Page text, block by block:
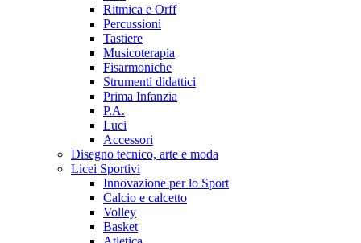
Ritmica e Orff
Percussioni
Tastiere
Musicoterapia
Fisarmoniche
Strumenti didattici
Prima Infanzia
P.A.
Luci
Accessori
Disegno tecnico, arte e moda
Licei Sportivi
Innovazione per lo Sport
Calcio e calcetto
Volley
Basket